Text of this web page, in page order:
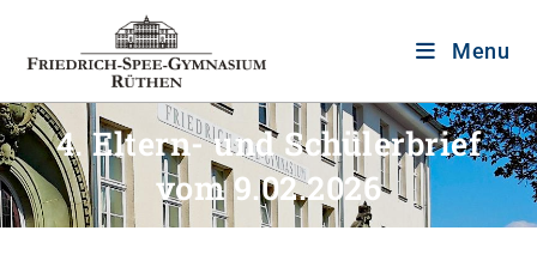
Menu
4. Eltern- und Schülerbrief
vom 9.02.2026